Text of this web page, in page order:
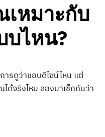
หมาะกับ
ไหน?
ารดูว่าชอบดีไซน์ไหน แต่
ด้จริงไหม ลองมาเช็กกันว่า